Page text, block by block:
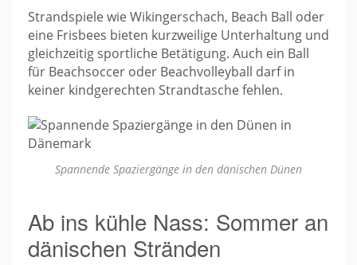
Strandspiele wie Wikingerschach, Beach Ball oder
eine Frisbees bieten kurzweilige Unterhaltung und
gleichzeitig sportliche Betätigung. Auch ein Ball
für Beachsoccer oder Beachvolleyball darf in
keiner kindgerechten Strandtasche fehlen.
Spannende Spaziergänge in den dänischen Dünen
Ab ins kühle Nass: Sommer an
dänischen Stränden